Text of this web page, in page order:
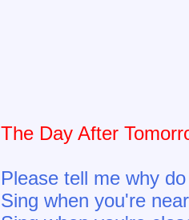
The Day After
Please tell me why
Sing when you're